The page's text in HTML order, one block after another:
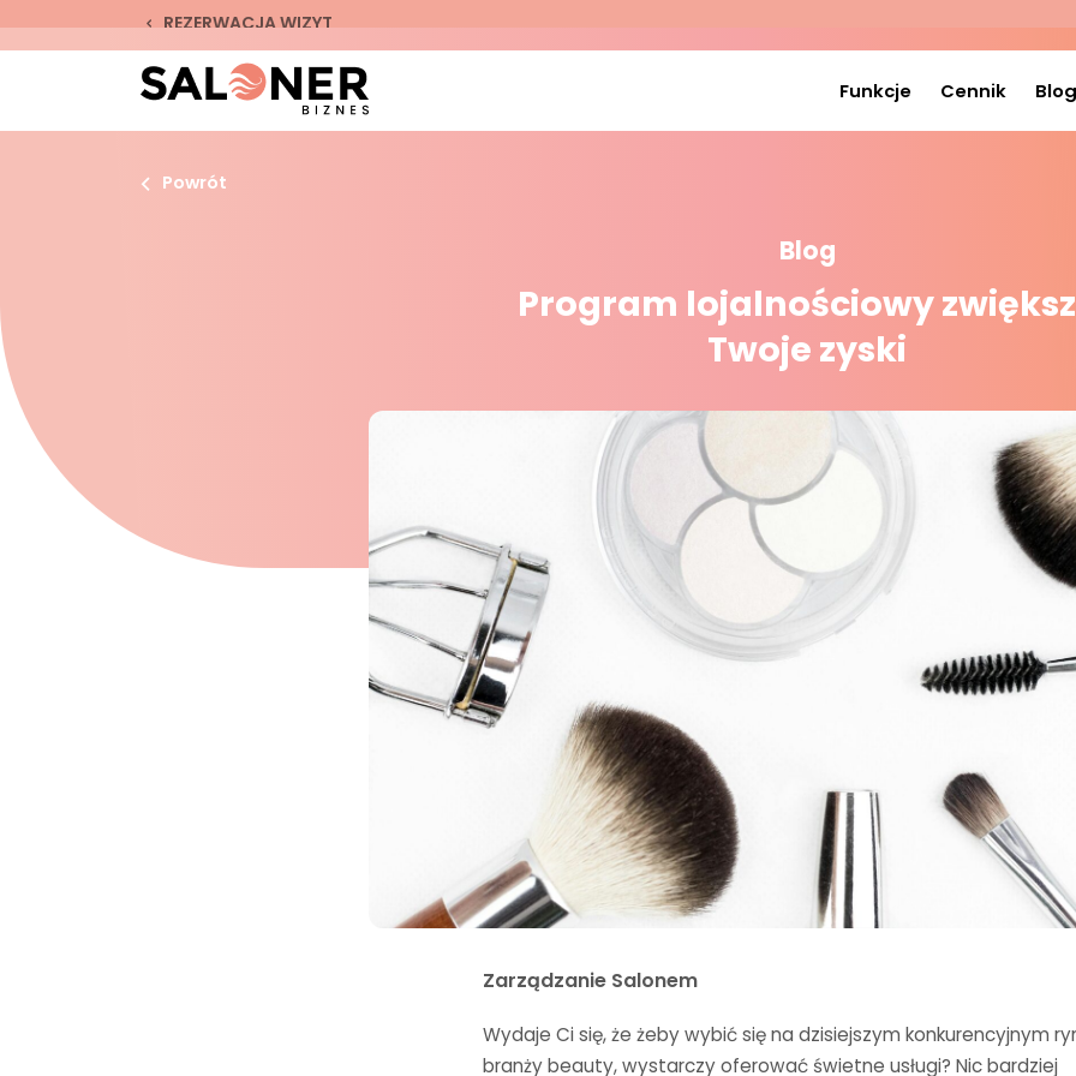
REZERWACJA WIZYT
Funkcje Cennik Blog
Powrót
Blog
Program lojalnościowy
Twoje zyski
Zarządzanie Salonem
Wydaje Ci się, że żeby wybić się na dzisiejszym konkurencyjnym
branży beauty, wystarczy oferować świetne usługi? Nic bardziej